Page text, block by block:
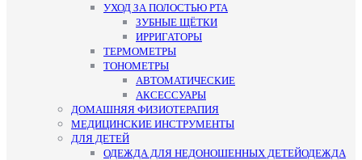
УХОД ЗА ПОЛОСТЬЮ РТА
ЗУБНЫЕ ЩЁТКИ
ИРРИГАТОРЫ
ТЕРМОМЕТРЫ
ТОНОМЕТРЫ
АВТОМАТИЧЕСКИЕ
АКСЕССУАРЫ
ДОМАШНЯЯ ФИЗИОТЕРАПИЯ
МЕДИЦИНСКИЕ ИНСТРУМЕНТЫ
ДЛЯ ДЕТЕЙ
ОДЕЖДА ДЛЯ НЕДОНОШЕННЫХ ДЕТЕЙОДЕЖДА